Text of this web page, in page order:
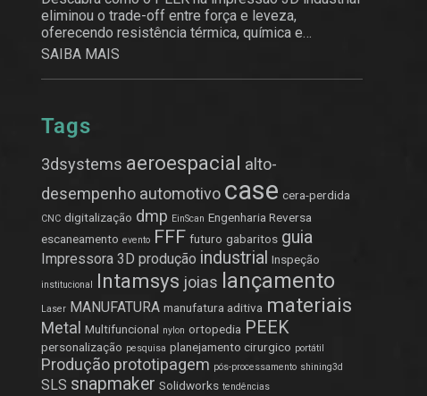
eliminou o trade-off entre força e leveza,
oferecendo resistência térmica, química e
estrutural.
SAIBA MAIS
Tags
3dsystems aeroespacial alto-
desempenho automotivo case cera-perdida
CNC digitalização dmp EinScan Engenharia Reversa
escaneamento evento FFF futuro gabaritos guia
Impressora 3D produção industrial Inspeção
institucional Intamsys joias lançamento
Laser MANUFATURA manufatura aditiva materiais
Metal Multifuncional nylon ortopedia PEEK
personalização pesquisa planejamento cirurgico portátil
Produção prototipagem pós-processamento shining3d
SLS snapmaker Solidworks tendências